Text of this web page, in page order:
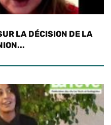
LA DÉCISION DE LA